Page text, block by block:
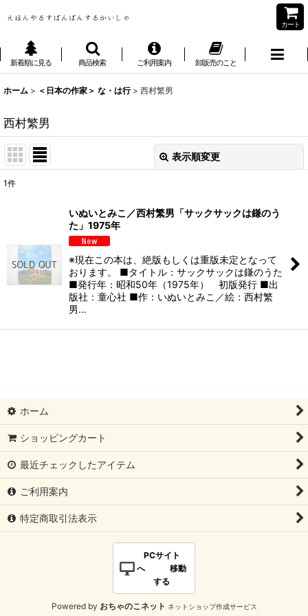
カート
新着順に見る 商品検索 ご利用案内 卸販売のこと
ホーム > ＜日本の作家＞ な・は行 > 西村繁男
西村繁男
表示順変更
絞り込む
1件
いぬいとみこ／西村繁男「サックサックは鎌のう
た」1975年
※現在この本は、絶版もしくは重版未定となって
おります。 ■タイトル：サックサックは鎌のうた
■発行年：昭和50年（1975年） 初版発行 ■出
版社：童心社 ■作：いぬいとみこ／絵：西村繁
男…
ホーム
ショッピングカート
最近チェックしたアイテム
ご利用案内
特定商取引法表示
PCサイト
へ 移動
する
Powered by おちゃのこネット ネットショップ作成サービス